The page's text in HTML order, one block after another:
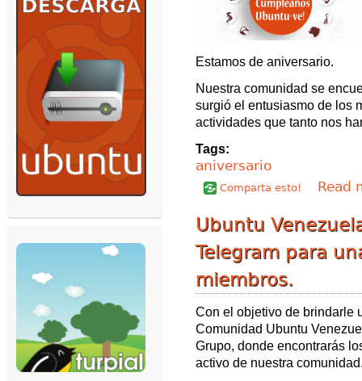
Estamos de aniversario.
Nuestra comunidad se
surgió el entusiasmo de los
actividades que tanto nos
Tags:
aniversario
Comparta esto! Read
Ubuntu
Telegram para
miembros.
Con el objetivo de brindarle
Comunidad Ubuntu
Grupo, donde encontrarás
activo de nuestra